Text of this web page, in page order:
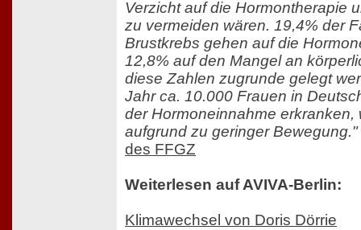
Verzicht auf die Hormontherapie
zu vermeiden wären. 19,4% der
Brustkrebs gehen auf die
12,8% auf den Mangel an
diese Zahlen zugrunde gelegt
Jahr ca. 10.000 Frauen in
der Hormoneinnahme erkranken,
aufgrund zu geringer Bewegung."
des FFGZ
Weiterlesen auf AVIVA-Berlin:
Klimawechsel von Doris Dörrie